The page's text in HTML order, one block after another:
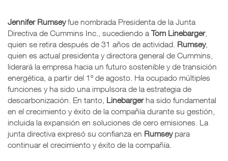
Jennifer Rumseyfue nombrada Presidenta de la Junta
Directiva de Cummins Inc., sucediendo a Tom Linebarger,
quien se retira después de 31 años de actividad. Rumsey,
quien es actual presidenta y directora general de Cummins,
liderará la empresa hacia un futuro sostenible y de transición
energética, a partir del 1º de agosto. Ha ocupado múltiples
funciones y ha sido una impulsora de la estrategia de
descarbonización. En tanto, Linebargerha sido fundamental
en el crecimiento y éxito de la compañía durante su gestión,
incluida la expansión en soluciones de cero emisiones. La
junta directiva expresó su confianza en Rumseypara
continuar el crecimiento y éxito de la compañía.